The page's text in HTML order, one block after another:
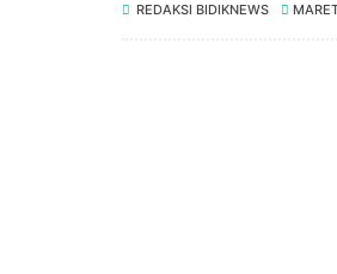
REDAKSI BIDIKNEWS